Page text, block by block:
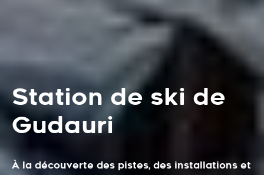
Station de ski de
Gudauri
À la découverte des pistes, des installations et